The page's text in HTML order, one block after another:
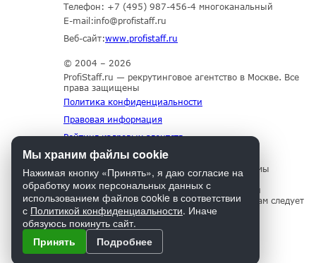
Телефон: +7 (495) 987-456-4 многоканальный
E-mail:info@profistaff.ru
Веб-сайт:www.profistaff.ru
© 2004 – 2026
ProfiStaff.ru — рекрутинговое агентство в Москве. Все
права защищены
Политика конфиденциальности
Правовая информация
Рейтинг кадровых агентств
Для нормального функционирования сайта мы
используем технологию Cookies, собираем
информацию об IP адресе и местоположении
посетителей. Если Вы не согласны с этим, Вам следует
прекратить пользование сайтом.
Мы храним файлы cookie
Нажимая кнопку «Принять», я даю согласие на
обработку моих персональных данных с
использованием файлов cookie в соответствии
с Политикой конфиденциальности. Иначе
обязуюсь покинуть сайт.
Принять
Подробнее